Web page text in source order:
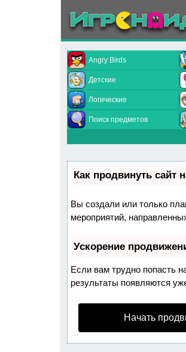
Angry Birds
Детские
Логические
Поиск предметов
Как продвинуть сайт
Вы создали или только
мероприятий,
Ускорение
Если вам трудно попасть
результаты появляются
Начать